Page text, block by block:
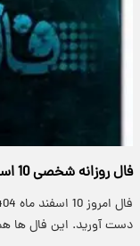
فال روزانه شخصی 10 اسفند 1404
دست آورید. این فال ها